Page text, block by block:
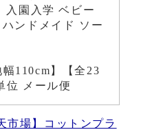
入園入学 ベビー
ンドメイド ソー
110cm】【全23
位 メール便
市場】コットンプラ